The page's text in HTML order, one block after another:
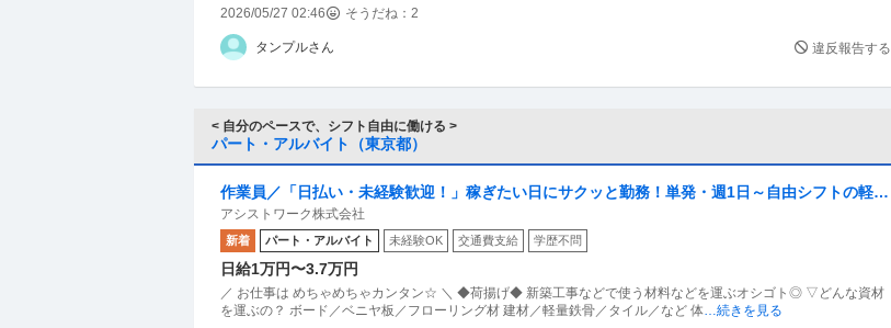
2026/05/27 02:46 そうだね： 2
タンプルさん 違反報告する
< 自分のペースで、シフト自由に働ける >
パート・アルバイト（東京都）
作業員／「日払い・未経験歓迎！」稼ぎたい日にサクッと勤務！単発・週1日～自由シフトの軽作
業
アシストワーク株式会社
新着 パート・アルバイト 未経験OK 交通費支給 学歴不問
日給1万円〜3.7万円
／ お仕事は めちゃめちゃカンタン☆ ＼ ◆荷揚げ◆ 新築工事などで使う材料などを運ぶオシゴト◎ ▽どんな資材
を運ぶの？ ボード／ベニヤ板／フローリング材 建材／軽量鉄骨／タイル／など 体…続きを見る